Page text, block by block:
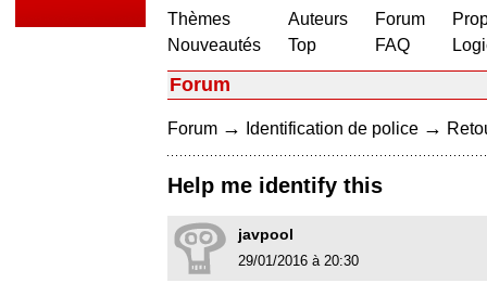
Thèmes
Nouveautés
Auteurs
Top
Forum
FAQ
Forum
Forum → Identification de police →
Help me identify this
javpool
29/01/2016 à 20:30